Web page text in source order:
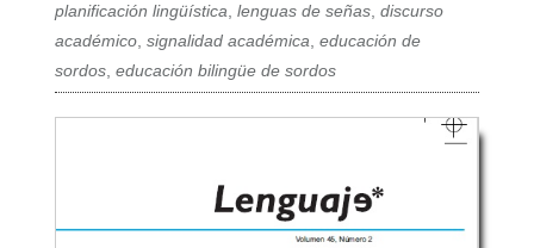
planificación lingüística,lenguas de señas,discurso
académico,signalidad académica,educación de
sordos,educación bilingüe de sordos